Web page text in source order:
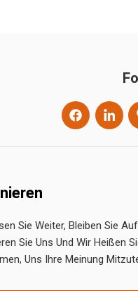
Sie Weiter, Bleiben Sie
Sie Uns Und Wir Heißen
Uns Ihre Meinung